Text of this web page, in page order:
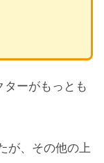
ーがもっとも
が、その他の上